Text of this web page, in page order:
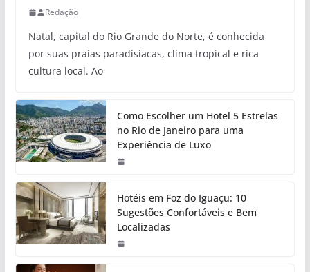
Redação
Natal, capital do Rio Grande do Norte, é conhecida
por suas praias paradisíacas, clima tropical e rica
cultura local. Ao
Como Escolher um Hotel 5 Estrelas
no Rio de Janeiro para uma
Experiência de Luxo
Hotéis em Foz do Iguaçu: 10
Sugestões Confortáveis e Bem
Localizadas